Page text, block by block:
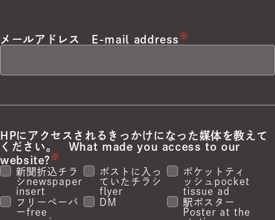
メールアドレス E-mail address ※
HPにアクセスされるきっかけになった媒体を教えて
ください。 What made you access to our
website? ※
新聞折込チラ
シ newspaper
insert
ポストに入っ
ていたチラシ
flyer
ポケットティ
ッシュ pocket
tissue ad
フリーペーパ
ーfree
DM
駅ポスター
Poster at the